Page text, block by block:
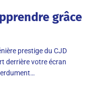
grâce
prestige du CJD
derrière votre écran